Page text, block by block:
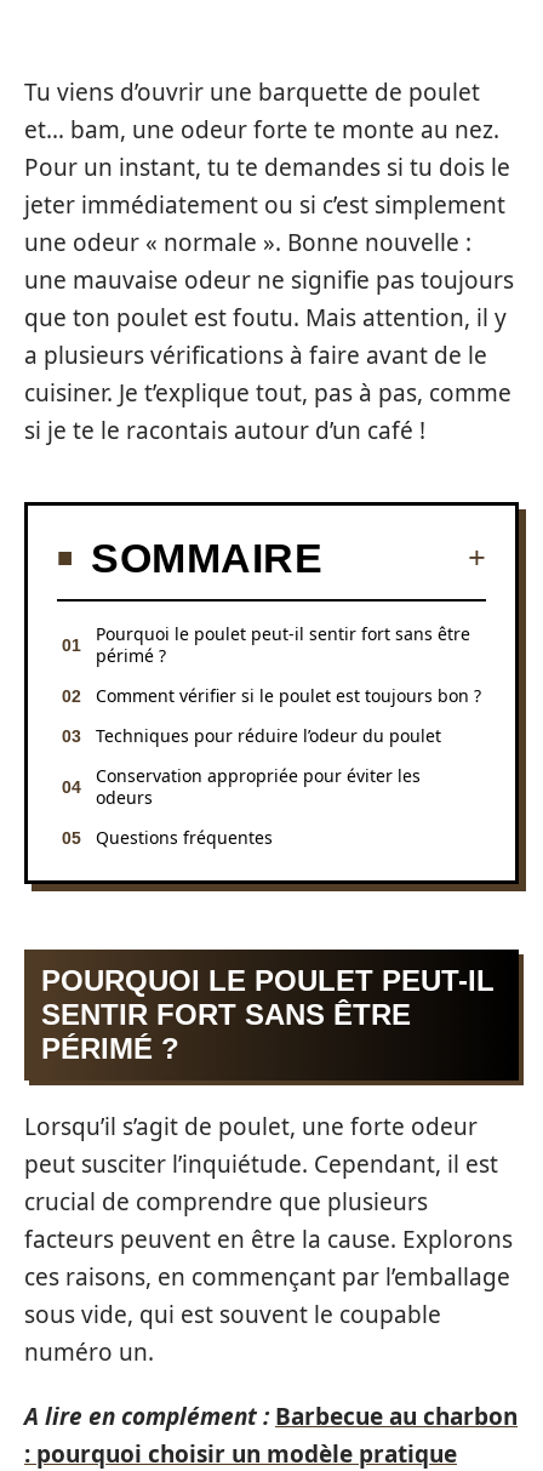
Tu viens d’ouvrir une barquette de poulet
et… bam, une odeur forte te monte au nez.
Pour un instant, tu te demandes si tu dois le
jeter immédiatement ou si c’est simplement
une odeur « normale ». Bonne nouvelle :
une mauvaise odeur ne signifie pas toujours
que ton poulet est foutu. Mais attention, il y
a plusieurs vérifications à faire avant de le
cuisiner. Je t’explique tout, pas à pas, comme
si je te le racontais autour d’un café !
SOMMAIRE
Pourquoi le poulet peut-il sentir fort sans être
périmé ?
Comment vérifier si le poulet est toujours bon ?
Techniques pour réduire l’odeur du poulet
Conservation appropriée pour éviter les
odeurs
Questions fréquentes
POURQUOI LE POULET PEUT-IL
SENTIR FORT SANS ÊTRE
PÉRIMÉ ?
Lorsqu’il s’agit de poulet, une forte odeur
peut susciter l’inquiétude. Cependant, il est
crucial de comprendre que plusieurs
facteurs peuvent en être la cause. Explorons
ces raisons, en commençant par l’emballage
sous vide, qui est souvent le coupable
numéro un.
A lire en complément : Barbecue au charbon
: pourquoi choisir un modèle pratique